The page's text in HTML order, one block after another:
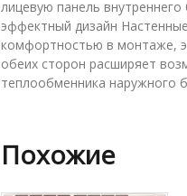
лицевую панель
эффектный дизайн
комфортностью в монтаже,
обеих сторон расширяет
теплообменника наружного
Похожие